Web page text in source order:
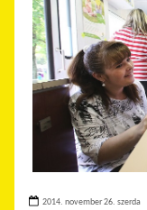
2014. november 26. szerda